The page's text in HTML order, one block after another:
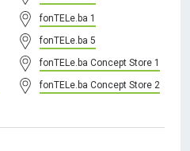
fonTELe.ba 1
fonTELe.ba 5
fonTELe.ba Concept Store 1
fonTELe.ba Concept Store 2